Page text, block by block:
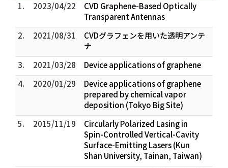
1.
2023/04/22
CVD Graphene-Based Optically
Transparent Antennas
2.
2021/08/31
CVDグラフェンを用いた透明アンテ
ナ
3.
2021/03/28
Device applications of graphene
4.
2020/01/29
Device applications of graphene
prepared by chemical vapor
deposition (Tokyo Big Site)
5.
2015/11/19
Circularly Polarized Lasing in
Spin-Controlled Vertical-Cavity
Surface-Emitting Lasers (Kun
Shan University, Tainan, Taiwan)